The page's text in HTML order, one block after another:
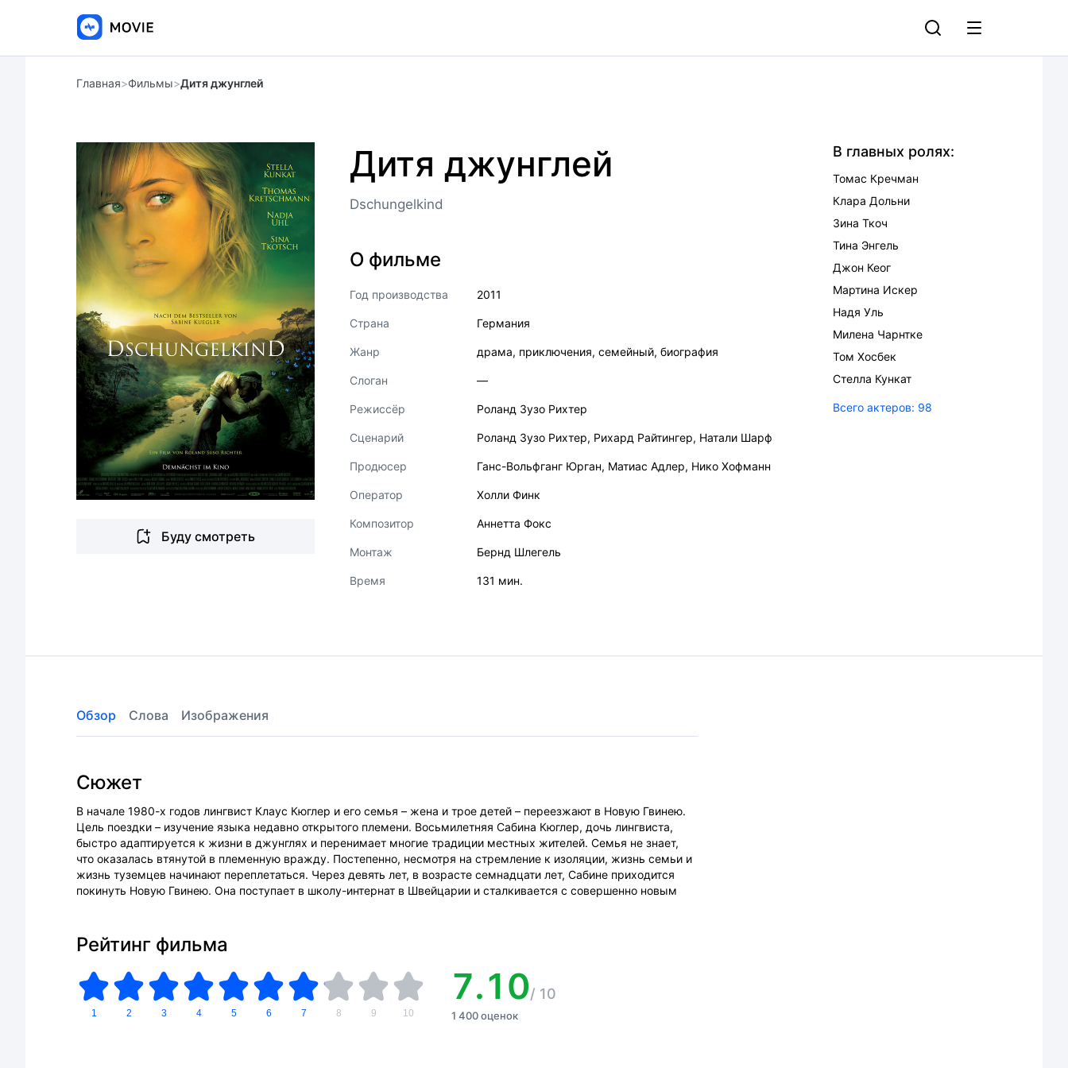
Главная>Фильмы>Дитя джунглей
Буду смотреть
Дитя джунглей
Dschungelkind
О фильме
Год производства 2011
Страна Германия
Жанр драма, приключения, семейный, биография
Слоган —
Режиссёр Роланд Зузо Рихтер
Сценарий Роланд Зузо Рихтер, Рихард Райтингер, Натали Шарф
Продюсер Ганс-Вольфганг Юрган, Матиас Адлер, Нико Хофманн
Оператор Холли Финк
Композитор Аннетта Фокс
Монтаж Бернд Шлегель
Время 131 мин.
В главных ролях:
Томас Кречман
Клара Дольни
Зина Ткоч
Тина Энгель
Джон Кеог
Мартина Искер
Надя Уль
Милена Чарнтке
Том Хосбек
Стелла Кункат
Всего актеров: 98
Обзор Слова Изображения
Сюжет
В начале 1980-х годов лингвист Клаус Кюглер и его семья – жена и трое детей – переезжают в Новую Гвинею.
Цель поездки – изучение языка недавно открытого племени. Восьмилетняя Сабина Кюглер, дочь лингвиста,
быстро адаптируется к жизни в джунглях и перенимает многие традиции местных жителей. Семья не знает,
что оказалась втянутой в племенную вражду. Постепенно, несмотря на стремление к изоляции, жизнь семьи и
жизнь туземцев начинают переплетаться. Через девять лет, в возрасте семнадцати лет, Сабине приходится
покинуть Новую Гвинею. Она поступает в школу-интернат в Швейцарии и сталкивается с совершенно новым
Рейтинг фильма
1 2 3 4 5 6 7 8 9 10
7.10/ 10
1 400 оценок